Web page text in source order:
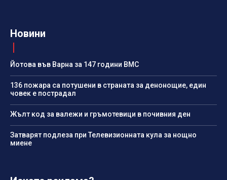
Новини
Йотова във Варна за 147 години ВМС
136 пожара са потушени в страната за денонощие, един
човек е пострадал
Жълт код за валежи и гръмотевици в почивния ден
Затварят подлеза при Телевизионната кула за нощно
миене